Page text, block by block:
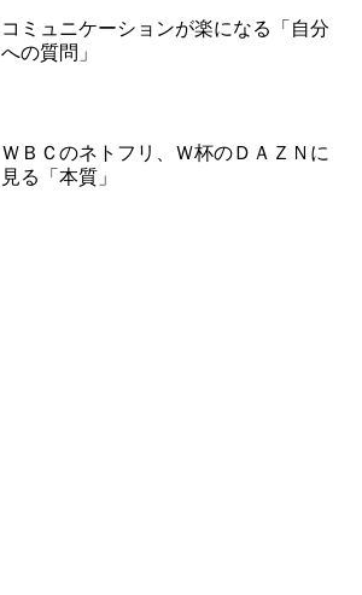
コミュニケーションが楽になる「自分
への質問」
ＷＢＣのネトフリ、Ｗ杯のＤＡＺＮに
見る「本質」